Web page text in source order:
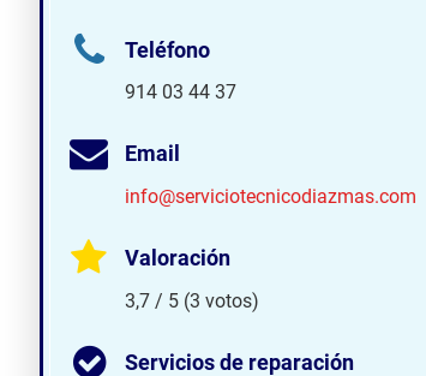
Teléfono
914 03 44 37
Email
info@serviciotecnicodiazmas.com
Valoración
3,7 / 5 (3 votos)
Servicios de reparación